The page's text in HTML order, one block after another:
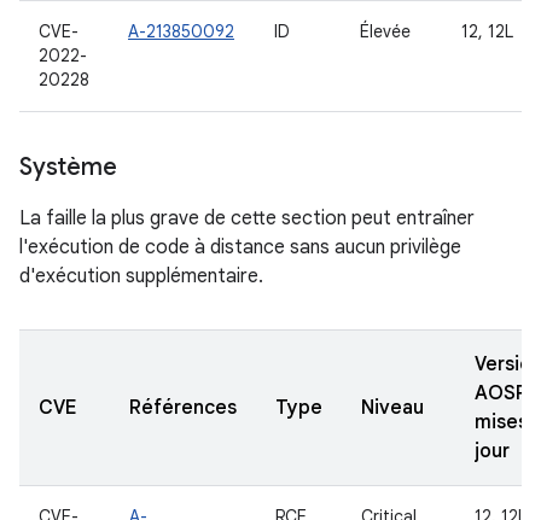
CVE-
2022-
20228
A-213850092 ID Élevée 12, 12L
Système
La faille la plus grave de cette section peut entraîner
l'exécution de code à distance sans aucun privilège
d'exécution supplémentaire.
CVE Références Type Niveau
AOSP
mises
jour